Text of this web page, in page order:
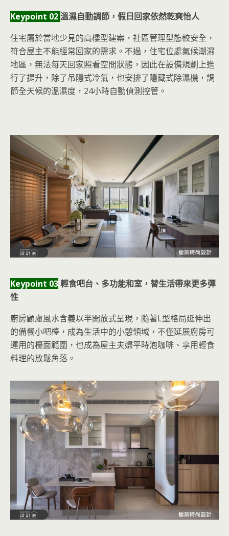
Keypoint 02溫濕自動調節，假日回家依然乾爽怡人
住宅屬於當地少見的高樓型建案，社區管理型態較安全，
符合屋主不能經常回家的需求。不過，住宅位處氣候潮濕
地區，無法每天回家照看空間狀態，因此在設備規劃上進
行了提升，除了吊隱式冷氣，也安排了隱藏式除濕機，調
節全天候的溫濕度，24小時自動偵測控管。
Keypoint 03輕食吧台、多功能和室，替生活帶來更多彈
性
廚房顧慮風水含義以半開放式呈現，隨著L型格局延伸出
的備餐小吧檯，成為生活中的小憩領域，不僅延展廚房可
運用的檯面範圍，也成為屋主夫婦平時泡咖啡、享用輕食
料理的放鬆角落。